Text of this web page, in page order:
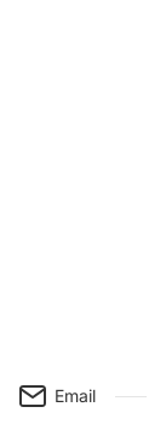
Email